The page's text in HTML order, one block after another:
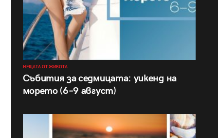
НЕЩАТА ОТ ЖИВОТА
Събития за седмицата: уикенд на
морето (6–9 август)